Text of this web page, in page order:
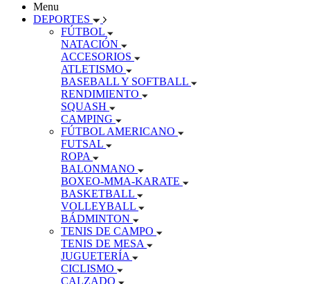
Menu
DEPORTES
FÚTBOL
NATACIÓN
ACCESORIOS
ATLETISMO
BASEBALL Y SOFTBALL
RENDIMIENTO
SQUASH
CAMPING
FÚTBOL AMERICANO
FUTSAL
ROPA
BALONMANO
BOXEO-MMA-KARATE
BASKETBALL
VOLLEYBALL
BÁDMINTON
TENIS DE CAMPO
TENIS DE MESA
JUGUETERÍA
CICLISMO
CALZADO